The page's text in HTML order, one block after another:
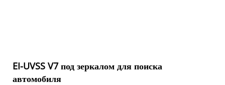
EI-UVSS V7 под зеркалом для поиска
автомобиля